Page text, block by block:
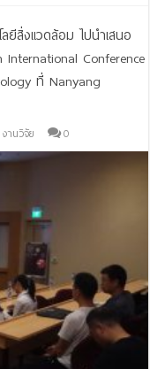
ยีสิ่งแวดล้อม ไปนำเสนอ
International Conference
ที่ Nanyang
งานวิจัย 0